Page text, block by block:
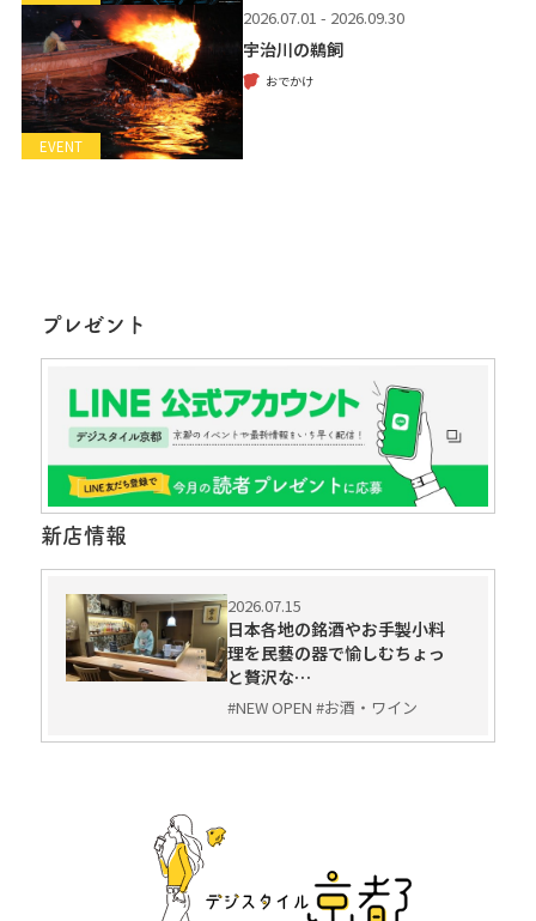
EVENT
2026.07.01 - 2026.09.30
宇治川の鵜飼
おでかけ
プレゼント
新店情報
2026.07.15
日本各地の銘酒やお手製小料
理を民藝の器で愉しむちょっ
と贅沢な…
#NEW OPEN #お酒・ワイン